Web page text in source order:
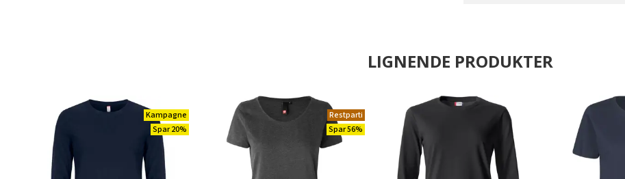
LIGNENDE PRODUKTER
Kampagne
Spar 20%
Restparti
Spar 56%